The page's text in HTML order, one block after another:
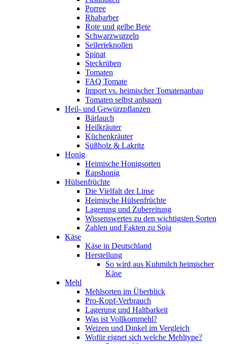
Porree
Rhabarber
Rote und gelbe Bete
Schwarzwurzeln
Sellerieknollen
Spinat
Steckrüben
Tomaten
FAQ Tomate
Import vs. heimischer Tomatenanbau
Tomaten selbst anbauen
Heil- und Gewürzpflanzen
Bärlauch
Heilkräuter
Küchenkräuter
Süßholz & Lakritz
Honig
Heimische Honigsorten
Rapshonig
Hülsenfrüchte
Die Vielfalt der Linse
Heimische Hülsenfrüchte
Lagerung und Zubereitung
Wissenswertes zu den wichtigsten Sorten
Zahlen und Fakten zu Soja
Käse
Käse in Deutschland
Herstellung
So wird aus Kuhmilch heimischer
Käse
Mehl
Mehlsorten im Überblick
Pro-Kopf-Verbrauch
Lagerung und Haltbarkeit
Was ist Vollkornmehl?
Weizen und Dinkel im Vergleich
Wofür eignet sich welche Mehltype?